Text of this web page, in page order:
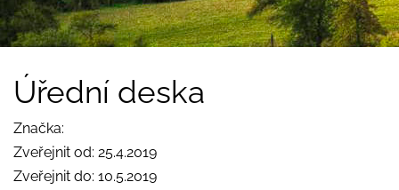
Úřední deska
Značka:
Zveřejnit od: 25.4.2019
Zveřejnit do: 10.5.2019